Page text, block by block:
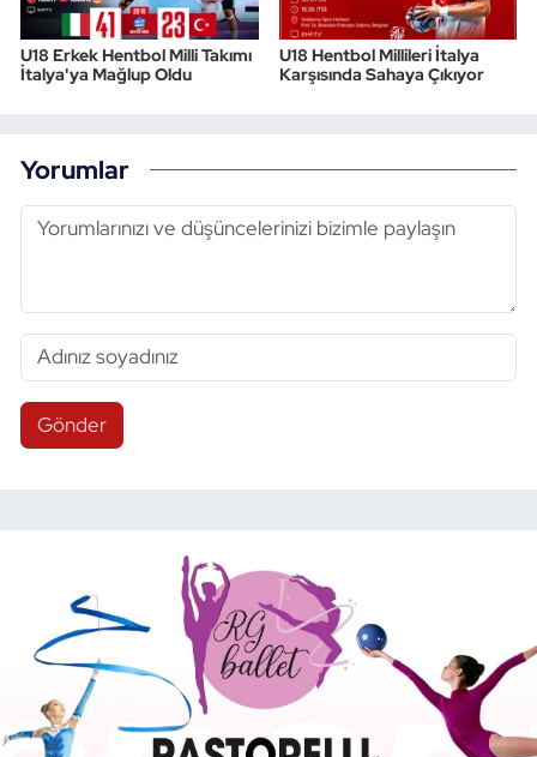
U18 Erkek Hentbol Milli Takımı
İtalya'ya Mağlup Oldu
U18 Hentbol Millileri İtalya
Karşısında Sahaya Çıkıyor
Yorumlar
Gönder